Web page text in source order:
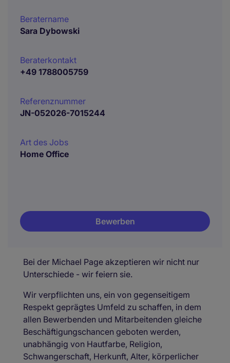
Beratername
Sara Dybowski
Beraterkontakt
+49 1788005759
Referenznummer
JN-052026-7015244
Art des Jobs
Home Office
Bewerben
Bei der Michael Page akzeptieren wir nicht nur
Unterschiede - wir feiern sie.
Wir verpflichten uns, ein von gegenseitigem
Respekt geprägtes Umfeld zu schaffen, in dem
allen Bewerbenden und Mitarbeitenden gleiche
Beschäftigungschancen geboten werden,
unabhängig von Hautfarbe, Religion,
Schwangerschaft, Herkunft, Alter, körperlicher